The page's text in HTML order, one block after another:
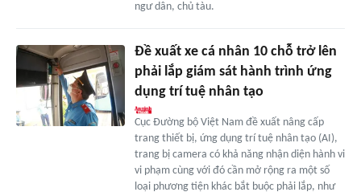
ngư dân, chủ tàu.
Đề xuất xe cá nhân 10 chỗ trở lên
phải lắp giám sát hành trình ứng
dụng trí tuệ nhân tạo
Cục Đường bộ Việt Nam đề xuất nâng cấp
trang thiết bị, ứng dụng trí tuệ nhân tạo (AI),
trang bị camera có khả năng nhận diện hành vi
vi phạm cùng với đó cần mở rộng ra một số
loại phương tiện khác bắt buộc phải lắp, như